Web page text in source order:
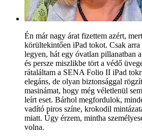
Én már nagy árat fizettem azért,
körültekintően iPad tokot. Csak
legyen, hát egy óvatlan pillanatban
és persze miszlikbe tört a védő
rátaláltam a SENA Folio II iPad
elegáns, de olyan biztonsággal
masinámat, hogy még véletlenül
leírt eset. Bárhol megfordulok,
vadító piros színe, krokodil
miatt. Úgy érzem, mintha
volna.